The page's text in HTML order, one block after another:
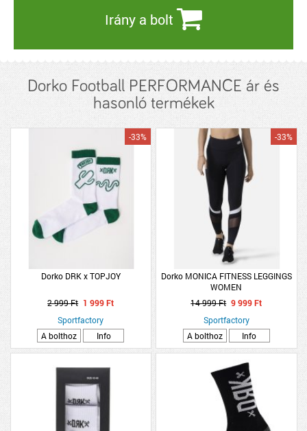
Irány a bolt
Dorko Football PERFORMANCE ár és
hasonló termékek
Dorko DRK x TOPJOY
-33%
2 999 Ft 1 999 Ft
Sportfactory
A bolthoz
Info
Dorko MONICA FITNESS LEGGINGS
WOMEN
-33%
14 999 Ft 9 999 Ft
Sportfactory
A bolthoz
Info